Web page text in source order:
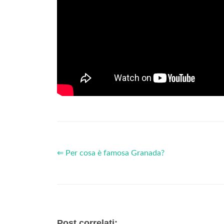
⇐ Per cosa è famosa Granada?